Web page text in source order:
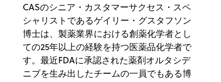
CASのシニア・カスタマーサクセス・スペ
シャリストであるゲイリー・グスタフソン
博士は、製薬業界における創薬化学者とし
ての25年以上の経験を持つ医薬品化学者で
す。最近FDAに承認された薬剤オルタシデ
ニブを生み出したチームの一員でもある博